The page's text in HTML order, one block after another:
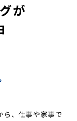
が
ら、仕事や家事で